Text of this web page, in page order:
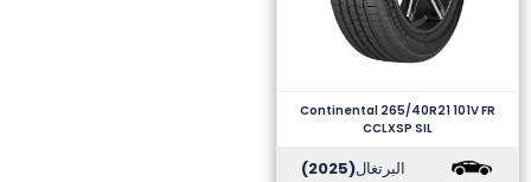
Continental 265/40R21 101V FR
CCLXSP SIL
البرتغال(2025)